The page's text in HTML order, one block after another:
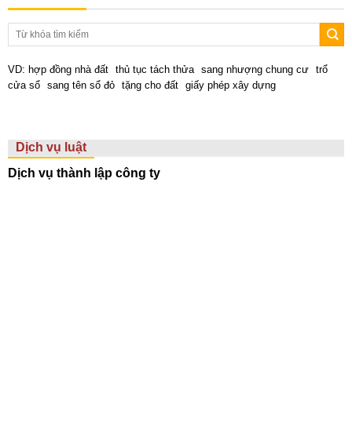
VD: hợp đồng nhà đất thủ tục tách thửa sang nhượng chung cư
trổ
cửa sổ
sang tên sổ đỏ tặng cho đất giấy phép xây dựng
Dịch vụ luật
Dịch vụ thành lập công ty